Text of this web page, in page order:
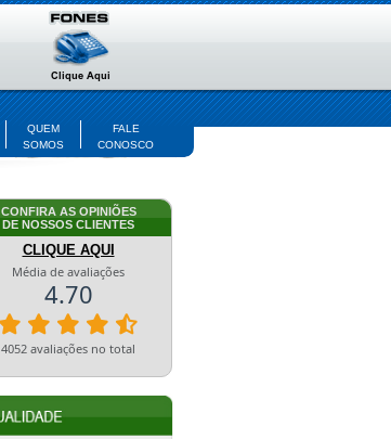
QUEM
SOMOS
FALE
CONOSCO
CONFIRA AS OPINIÕES
DE NOSSOS CLIENTES
CLIQUE AQUI